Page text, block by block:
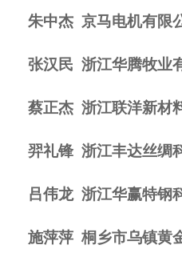
朱中杰 京马电机有限
张汉民 浙江华腾牧业
蔡正杰 浙江联洋新材
羿礼锋 浙江丰达丝绸
吕伟龙 浙江华赢特钢
施萍萍 桐乡市乌镇黄